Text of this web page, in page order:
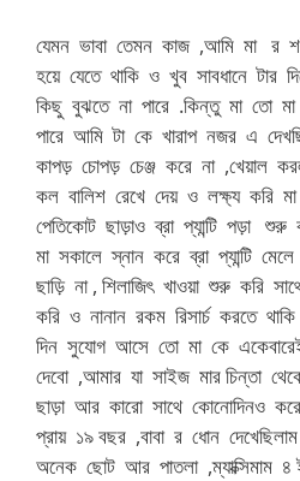
যেমন ভাবা তেমন কাজ ,আমি মা র
হয়ে যেতে থাকি ও খুব সাবধানে টার
কিছু বুঝতে না পারে .কিন্তু মা তো
পারে আমি টা কে খারাপ নজর এ
কাপড় চোপড় চেঞ্জ করে না ,খেয়াল
কল বালিশ রেখে দেয় ও লক্ষ্য করি মা
পেতিকোট ছাড়াও ব্রা প্যান্টি পড়া
মা সকালে স্নান করে ব্রা প্যান্টি
ছাড়ি না , শিলাজিৎ খাওয়া শুরু করি
করি ও নানান রকম রিসার্চ করতে
দিন সুযোগ আসে তো মা কে
দেবো ,আমার যা সাইজ মার চিন্তা
ছাড়া আর কারো সাথে কোনোদিনও
প্রায় ১৯ বছর ,বাবা র ধোন
অনেক ছোট আর পাতলা ,ম্যাক্সিমাম ৪